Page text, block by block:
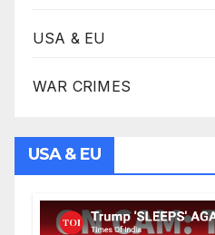
USA & EU
WAR CRIMES
USA & EU